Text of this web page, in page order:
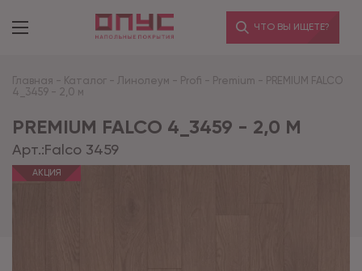
ЧТО ВЫ ИЩЕТЕ?
Главная - Каталог - Линолеум - Profi - Premium - PREMIUM FALCO
4_3459 - 2,0 м
PREMIUM FALCO 4_3459 - 2,0 М
Арт.:Falco 3459
АКЦИЯ